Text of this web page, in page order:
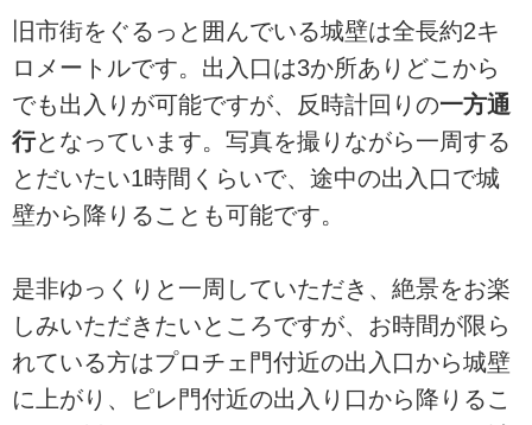
旧市街をぐるっと囲んでいる城壁は全長約2キ
ロメートルです。出入口は3か所ありどこから
でも出入りが可能ですが、反時計回りの一方通
行となっています。写真を撮りながら一周する
とだいたい1時間くらいで、途中の出入口で城
壁から降りることも可能です。
是非ゆっくりと一周していただき、絶景をお楽
しみいただきたいところですが、お時間が限ら
れている方はプロチェ門付近の出入口から城壁
に上がり、ピレ門付近の出入り口から降りるこ